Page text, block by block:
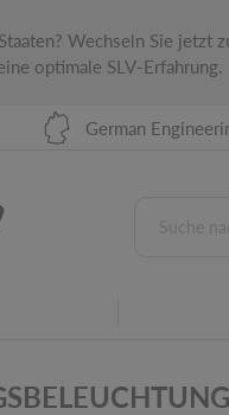
Wechseln Sie jetzt
optimale SLV-Erfahrung.
German